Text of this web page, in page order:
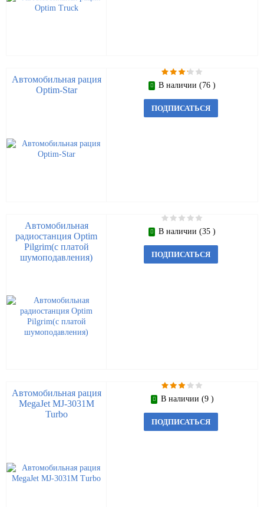
Автомобильная рация
Optim-Star
В наличии (76 )
ПОДПИСАТЬСЯ
Автомобильная
радиостанция Optim
Pilgrim(с платой
шумоподавления)
В наличии (35 )
ПОДПИСАТЬСЯ
Автомобильная рация
MegaJet MJ-3031M
Turbo
В наличии (9 )
ПОДПИСАТЬСЯ